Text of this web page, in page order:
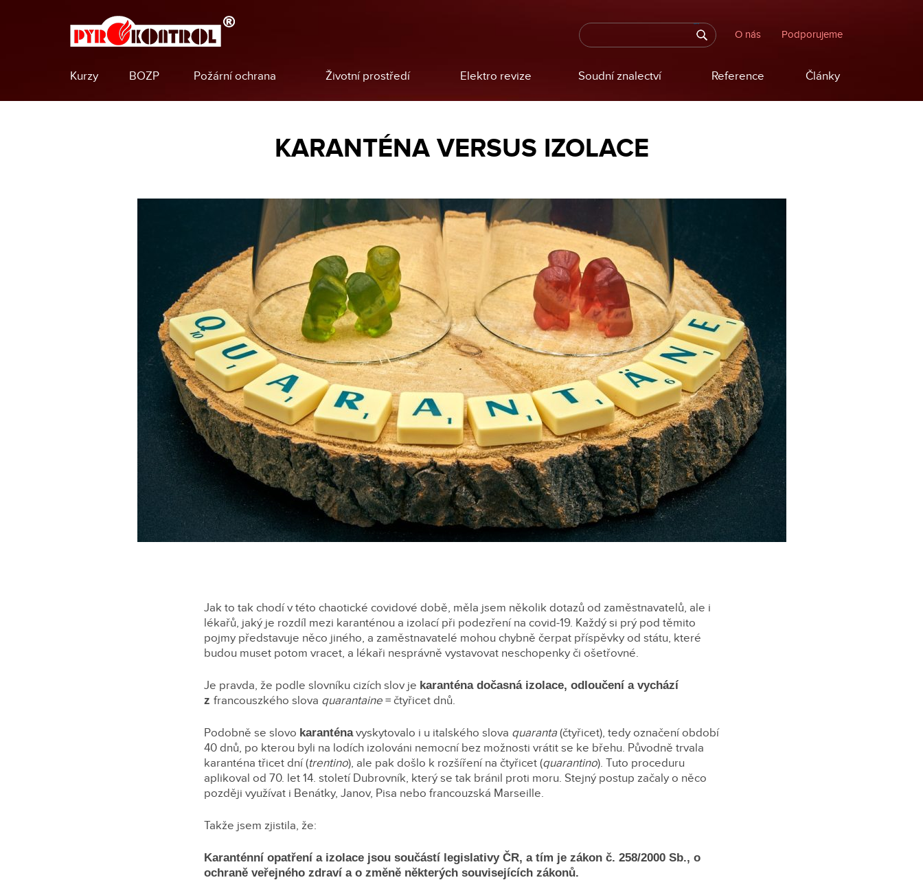
O nás Podporujeme
Kurzy BOZP Požární ochrana Životní prostředí Elektro revize Soudní znalectví Reference Články
KARANTÉNA VERSUS IZOLACE
Jak to tak chodí v této chaotické covidové době, měla jsem několik dotazů od zaměstnavatelů, ale i
lékařů, jaký je rozdíl mezi karanténou a izolací při podezření na covid-19. Každý si prý pod těmito
pojmy představuje něco jiného, a zaměstnavatelé mohou chybně čerpat příspěvky od státu, které
budou muset potom vracet, a lékaři nesprávně vystavovat neschopenky či ošetřovné.
Je pravda, že podle slovníku cizích slov je karanténa dočasná izolace, odloučení a vychází
z francouszkého slova quarantaine = čtyřicet dnů.
Podobně se slovo karanténavyskytovalo i u italského slova quaranta(čtyřicet), tedy označení období
40 dnů, po kterou byli na lodích izolováni nemocní bez možnosti vrátit se ke břehu. Původně trvala
karanténa třicet dní (trentino), ale pak došlo k rozšíření na čtyřicet (quarantino). Tuto proceduru
aplikoval od 70. let 14. století Dubrovník, který se tak bránil proti moru. Stejný postup začaly o něco
později využívat i Benátky, Janov, Pisa nebo francouzská Marseille.
Takže jsem zjistila, že:
Karanténní opatření a izolace jsou součástí legislativy ČR, a tím je zákon č. 258/2000 Sb., o
ochraně veřejného zdraví a o změně některých souvisejících zákonů.